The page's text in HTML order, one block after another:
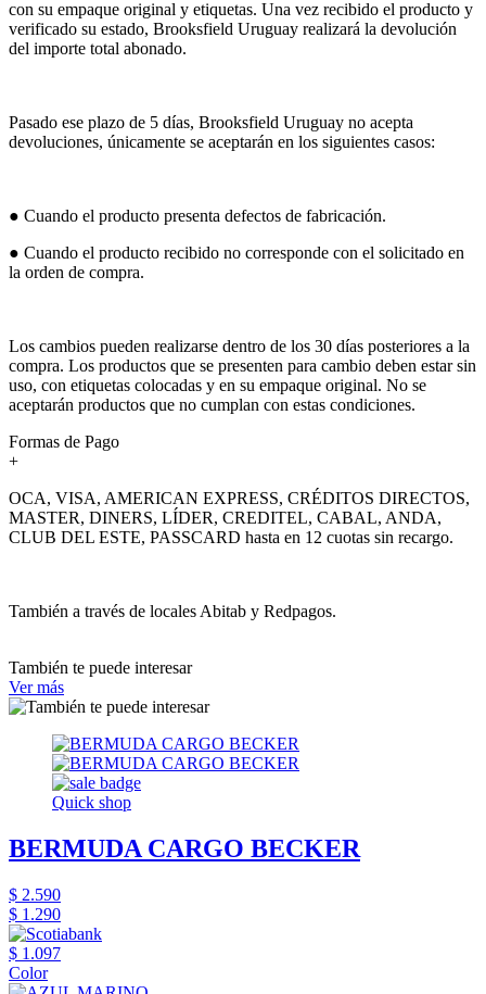
con su empaque original y etiquetas. Una vez recibido el producto y
verificado su estado, Brooksfield Uruguay realizará la devolución
del importe total abonado.
Pasado ese plazo de 5 días, Brooksfield Uruguay no acepta
devoluciones, únicamente se aceptarán en los siguientes casos:
● Cuando el producto presenta defectos de fabricación.
● Cuando el producto recibido no corresponde con el solicitado en
la orden de compra.
Los cambios pueden realizarse dentro de los 30 días posteriores a la
compra. Los productos que se presenten para cambio deben estar sin
uso, con etiquetas colocadas y en su empaque original. No se
aceptarán productos que no cumplan con estas condiciones.
Formas de Pago
+
OCA, VISA, AMERICAN EXPRESS, CRÉDITOS DIRECTOS,
MASTER, DINERS, LÍDER, CREDITEL, CABAL, ANDA,
CLUB DEL ESTE, PASSCARD hasta en 12 cuotas sin recargo.
También a través de locales Abitab y Redpagos.
También te puede interesar
Ver más
Quick shop
BERMUDA CARGO BECKER
$ 2.590
$ 1.290
$ 1.097
Color